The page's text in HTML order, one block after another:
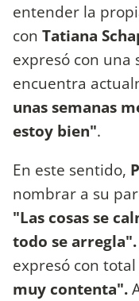
entender la
con Tatiana
expresó con una
encuentra
unas semanas
estoy bien".
En este sentido,
nombrar a su
"Las cosas se
todo se arregla".
expresó con
muy contenta".